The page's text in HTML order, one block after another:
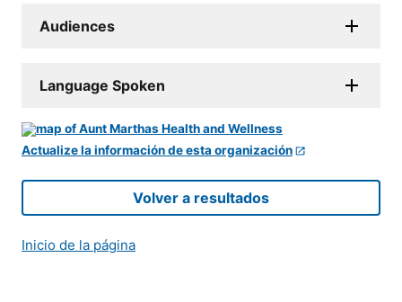
Audiences
Language Spoken
Actualize la información de esta organización
Volver a resultados
Inicio de la página